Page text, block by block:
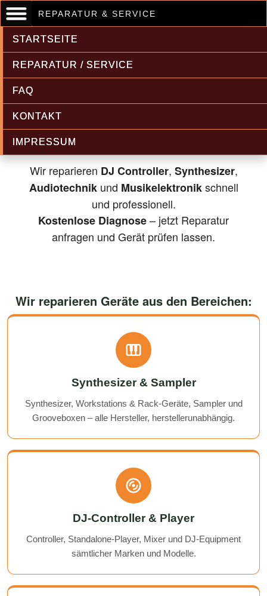
REPARATUR & SERVICE
STARTSEITE
REPARATUR / SERVICE
FAQ
KONTAKT
IMPRESSUM
Musikelektronik & Audiotechnik
Reparatur
Wir reparieren DJ Controller, Synthesizer,
Audiotechnikund Musikelektronikschnell
und professionell.
Kostenlose Diagnose– jetzt Reparatur
anfragen und Gerät prüfen lassen.
Wir reparieren Geräte aus den Bereichen:
Synthesizer & Sampler
Synthesizer, Workstations & Rack-Geräte, Sampler und
Grooveboxen – alle Hersteller, herstellerunabhängig.
DJ-Controller & Player
Controller, Standalone-Player, Mixer und DJ-Equipment
sämtlicher Marken und Modelle.